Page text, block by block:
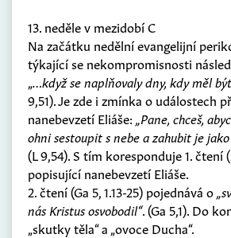
13. neděle v mezidobí C
Na začátku nedělní evangelijní
týkající se nekompromisnosti
„…když se naplňovaly dny, kdy měl
9,51). Je zde i zmínka o událostech
nanebevzetí Eliáše: „Pane, chceš,
ohni sestoupit s nebe a zahubit je
(L 9,54). S tím koresponduje 1. čtení
popisující nanebevzetí Eliáše.
2. čtení (Ga 5, 1.13-25) pojednává o
nás Kristus osvobodil“. (Ga 5,1). Do
„skutky těla“ a „ovoce Ducha“.